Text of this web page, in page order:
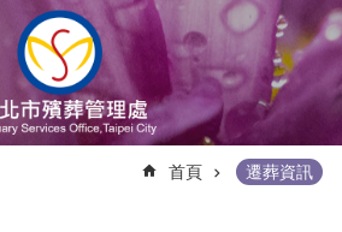
首頁 遷葬資訊